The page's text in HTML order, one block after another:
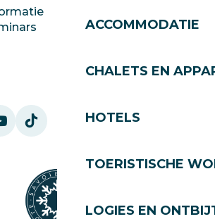
ACCOMMODATIE
CHALETS EN
HOTELS
TOERISTISCHE
LOGIES EN
SoleGets